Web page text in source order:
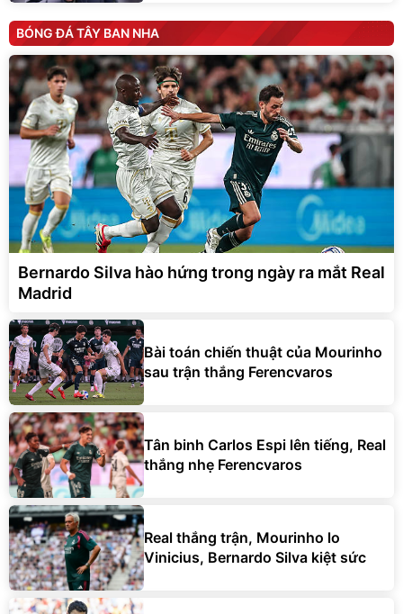
BÓNG ĐÁ TÂY BAN NHA
Bernardo Silva hào hứng trong ngày ra mắt Real
Madrid
Bài toán chiến thuật của Mourinho
sau trận thắng Ferencvaros
Tân binh Carlos Espi lên tiếng, Real
thắng nhẹ Ferencvaros
Real thắng trận, Mourinho lo
Vinicius, Bernardo Silva kiệt sức